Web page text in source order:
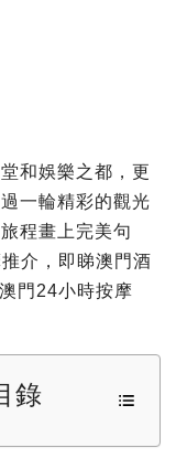
和娛樂之都，更
一輪精彩的觀光
程畫上完美句
介，即睇澳門酒
門24小時按摩
錄